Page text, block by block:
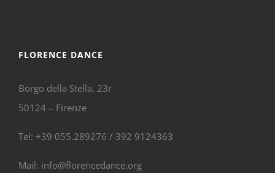
FLORENCE DANCE
Borgo della Stella, 23r
50124 – Firenze
Tel: +39 055.289276 / 392 9124363
Mail: info@florencedance.org